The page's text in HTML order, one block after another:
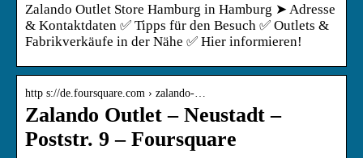
Zalando Outlet Store Hamburg in Hamburg ➤ Adresse
& Kontaktdaten ✅ Tipps für den Besuch ✅ Outlets &
Fabrikverkäufe in der Nähe ✅ Hier informieren!
http s://de.foursquare.com › zalando-…
Zalando Outlet – Neustadt –
Poststr. 9 – Foursquare